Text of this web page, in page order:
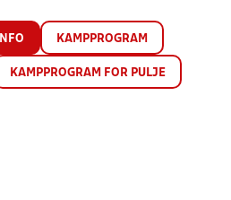
INFO KAMPPROGRAM
KAMPPROGRAM FOR PULJE